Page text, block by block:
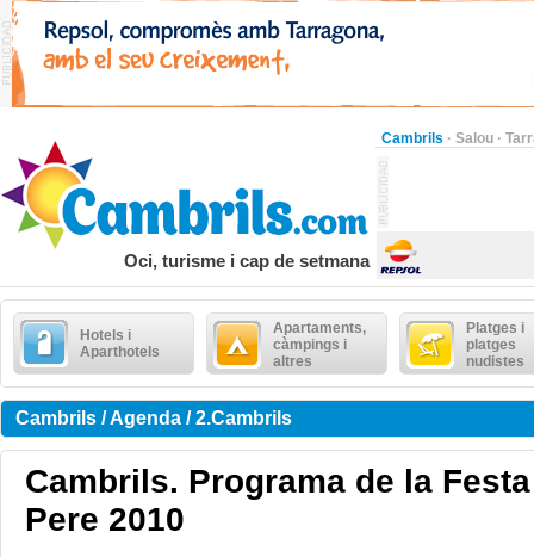
Cambrils · Salou ·
Oci, turisme i cap de setmana
Hotels i
Aparthotels
Apartaments,
càmpings i
altres
Platges i
platges
nudistes
Cambrils / Agenda / 2.Cambrils
Cambrils. Programa de la
Pere 2010